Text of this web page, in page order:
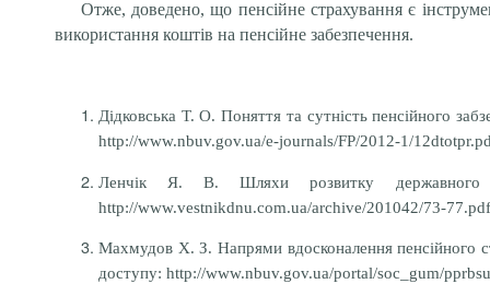
Отже, доведено, що пенсійне страхування є
використання коштів на пенсійне забезпечення.
Дідковська Т. О. Поняття та сутність пенсійного
http://www.nbuv.gov.ua/e-journals/FP/2012-1/
Ленчік Я. В. Шляхи розвитку
http://www.vestnikdnu.com.ua/archive/201042/73-
Махмудов Х. З.Напрями вдосконалення пенсійного
доступу: http://www.nbuv.gov.ua/portal/soc_gum/